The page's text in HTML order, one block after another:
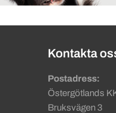
Kontakta
Postadress:
Östergötlands
Bruksvägen 3